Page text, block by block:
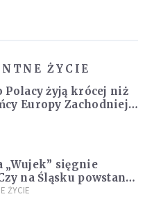
ŻYCIE
Polacy żyją krócej niż
Europy Zachodniej?
wskazuje główne
„Wujek” sięgnie
na Śląsku powstanie
ŻYCIE